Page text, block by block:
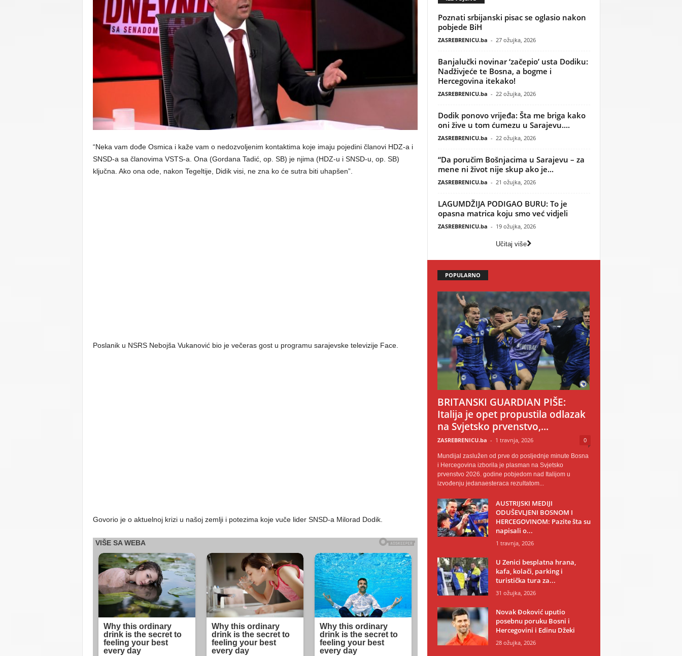
C
U
“Neka vam dođe Osmica i kaže vam o nedozvoljenim kontaktima koje imaju pojedini članovi HDZ-a i
SNSD-a sa članovima VSTS-a. Ona (Gordana Tadić, op. SB) je njima (HDZ-u i SNSD-u, op. SB)
ključna. Ako ona ode, nakon Tegeltije, Didik visi, ne zna ko će sutra biti uhapšen”.
Poslanik u NSRS Nebojša Vukanović bio je večeras gost u programu sarajevske televizije Face.
Govorio je o aktuelnoj krizi u našoj zemlji i potezima koje vuče lider SNSD-a Milorad Dodik.
Poznati srbijanski pisac se oglasio nakon
pobjede BiH
ZASREBRENICU.ba - 27 ožujka, 2026
Banjalučki novinar ‘začepio’ usta Dodiku:
Nadživjeće te Bosna, a bogme i
Hercegovina itekako!
ZASREBRENICU.ba - 22 ožujka, 2026
Dodik ponovo vrijeđa: Šta me briga kako
oni žive u tom ćumezu u Sarajevu....
ZASREBRENICU.ba - 22 ožujka, 2026
“Da poručim Bošnjacima u Sarajevu – za
mene ni život nije skup ako je...
ZASREBRENICU.ba - 21 ožujka, 2026
LAGUMDŽIJA PODIGAO BURU: To je
opasna matrica koju smo već vidjeli
ZASREBRENICU.ba - 19 ožujka, 2026
Učitaj više
POPULARNO
BRITANSKI GUARDIAN PIŠE:
Italija je opet propustila odlazak
na Svjetsko prvenstvo,...
ZASREBRENICU.ba - 1 travnja, 2026 0
Mundijal zaslužen od prve do posljednje minute Bosna
i Hercegovina izborila je plasman na Svjetsko
prvenstvo 2026. godine pobjedom nad Italijom u
izvođenju jedanaesteraca rezultatom...
AUSTRIJSKI MEDIJI
ODUŠEVLJENI BOSNOM I
HERCEGOVINOM: Pazite šta su
napisali o...
1 travnja, 2026
U Zenici besplatna hrana,
kafa, kolači, parking i
turistička tura za...
31 ožujka, 2026
Novak Đoković uputio
posebnu poruku Bosni i
Hercegovini i Edinu Džeki
28 ožujka, 2026